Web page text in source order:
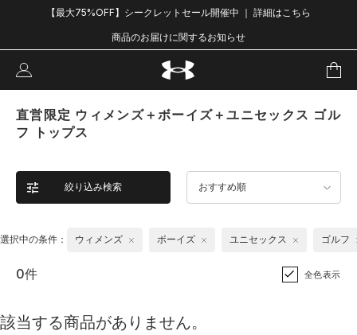
【最大75%OFF】シークレットセール開催中 ｜ 詳細はこちら
商品のお届けに関するお知らせ
直営限定 ウィメンズ＋ボーイズ＋ユニセックス ゴル
フ トップス
絞り込み検索 おすすめ順
選択中の条件： ウィメンズ ボーイズ ユニセックス ゴルフ
0件 全色表示
該当する商品がありません。